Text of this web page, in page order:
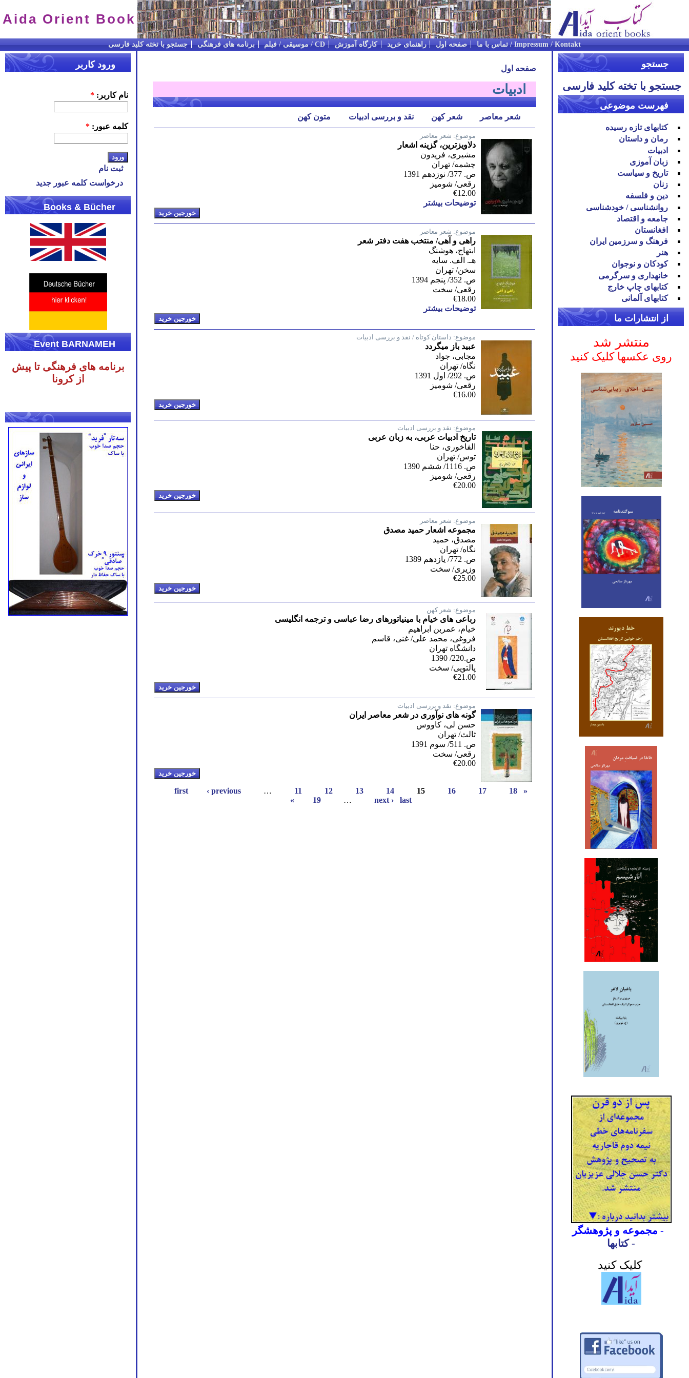
Aida Orient Book
Impressum / Kontakt / تماس با ما صفحه اول راهنمای خرید کارگاه آموزش CD / موسیقی / فیلم برنامه های فرهنگی جستجو با تخته کلید فارسی
جستجو
جستجو با تخته کلید فارسی
فهرست موضوعی
کتابهای تازه رسیده
رمان و داستان
ادبیات
زبان آموزی
تاریخ و سیاست
زنان
دین و فلسفه
روان‪شناسی / خودشناسی
جامعه و اقتصاد
افغانستان
فرهنگ و سرزمین ایران
هنر
کودکان و نوجوان
خانه‪داری و سرگرمی
کتاب‪های چاپ خارج
کتاب‪های آلمانی
از انتشارات ما
منتشر شد
روی عکسها کلیک کنید
- مجموعه و پژوهشگر
- کتابها
کلیک کنید
صفحه اول
ادبیات
شعر معاصر شعر کهن نقد و بررسی ادبیات متون کهن
موضوع: شعر معاصر
دلاویزترین، گزینه اشعار
مشیری، فریدون
چشمه/ تهران
ص. 377/ نوزدهم 1391
رقعی/ شومیز
€12.00
توضیحات بیشتر
موضوع: شعر معاصر
راهی و آهی/ منتخب هفت دفتر شعر
ابتهاج، هوشنگ
هـ. الف. سایه
سخن/ تهران
ص. 352/ پنجم 1394
رقعی/ سخت
€18.00
توضیحات بیشتر
موضوع: داستان کوتاه / نقد و بررسی ادبیات
عبید باز میگردد
مجابی، جواد
نگاه/ تهران
ص. 292/ اول 1391
رقعی/ شومیز
€16.00
موضوع: نقد و بررسی ادبیات
تاریخ ادبیات عربی، به زبان عربی
الفاخوری، حنا
توس/ تهران
ص. 1116/ ششم 1390
رقعی/ شومیز
€20.00
موضوع: شعر معاصر
مجموعه اشعار حمید مصدق
مصدق، حمید
نگاه/ تهران
ص. 772/ یازدهم 1389
وزیری/ سخت
€25.00
موضوع: شعر کهن
رباعی های خیام با مینیاتورهای رضا عباسی و ترجمه انگلیسی
خیام، عمربن ابراهیم
فروغی، محمد علی/ غنی، قاسم
دانشگاه تهران
ص.220/ 1390
پالتویی/ سخت
€21.00
موضوع: نقد و بررسی ادبیات
گونه های نوآوری در شعر معاصر ایران
حسن لی، کاووس
ثالث/ تهران
ص. 511/ سوم 1391
رقعی/ سخت
€20.00
« first
‹ previous … 11 12 13 14 15 16 17
18
19
… next › last »
ورود کاربر
نام کاربر: *
کلمه عبور: *
ثبت نام
درخواست کلمه عبور جدید
Books & Bücher
Event BARNAMEH
برنامه های فرهنگی تا پیش
از کرونا